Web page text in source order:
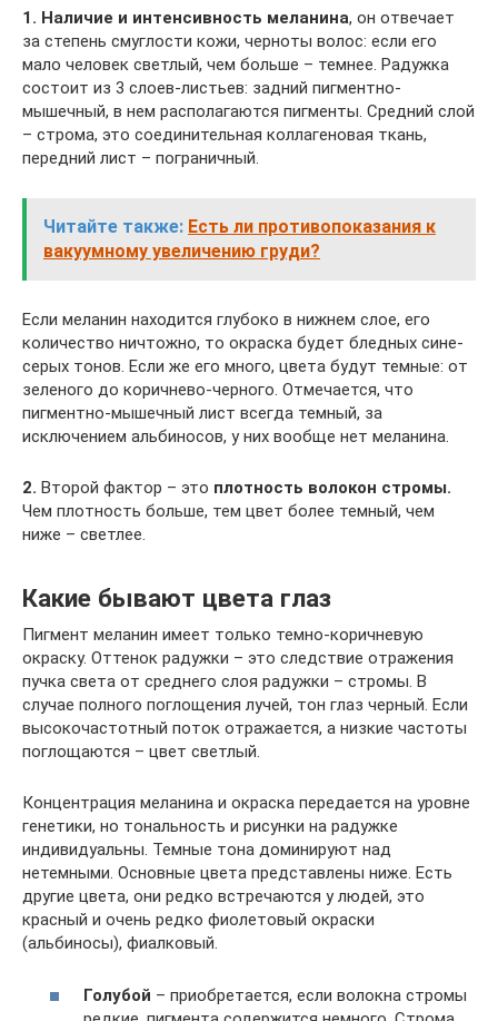
1. Наличие и интенсивность меланина, он отвечает
за степень смуглости кожи, черноты волос: если его
мало человек светлый, чем больше – темнее. Радужка
состоит из 3 слоев-листьев: задний пигментно-
мышечный, в нем располагаются пигменты. Средний слой
– строма, это соединительная коллагеновая ткань,
передний лист – пограничный.
Читайте также: Есть ли противопоказания к
вакуумному увеличению груди?
Если меланин находится глубоко в нижнем слое, его
количество ничтожно, то окраска будет бледных сине-
серых тонов. Если же его много, цвета будут темные: от
зеленого до коричнево-черного. Отмечается, что
пигментно-мышечный лист всегда темный, за
исключением альбиносов, у них вообще нет меланина.
2. Второй фактор – это плотность волокон стромы.
Чем плотность больше, тем цвет более темный, чем
ниже – светлее.
Какие бывают цвета глаз
Пигмент меланин имеет только темно-коричневую
окраску. Оттенок радужки – это следствие отражения
пучка света от среднего слоя радужки – стромы. В
случае полного поглощения лучей, тон глаз черный. Если
высокочастотный поток отражается, а низкие частоты
поглощаются – цвет светлый.
Концентрация меланина и окраска передается на уровне
генетики, но тональность и рисунки на радужке
индивидуальны. Темные тона доминируют над
нетемными. Основные цвета представлены ниже. Есть
другие цвета, они редко встречаются у людей, это
красный и очень редко фиолетовый окраски
(альбиносы), фиалковый.
Голубой – приобретается, если волокна стромы